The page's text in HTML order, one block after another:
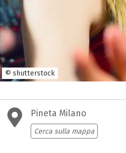
© shutterstock
Pineta Milano
Cerca sulla mappa